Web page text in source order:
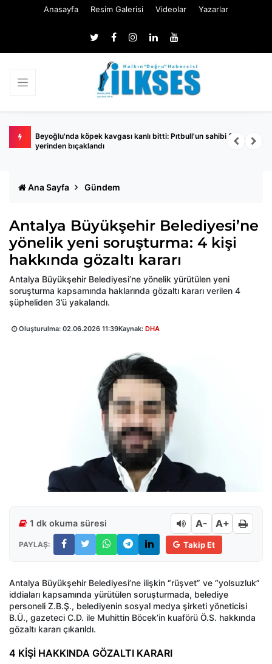
Anasayfa Resim Galerisi Videolar Yazarlar
Beyoğlu'nda köpek kavgası kanlı bitti: Pıtbull'un sahibi 3
yerinden bıçaklandı
Ana Sayfa Gündem
Antalya Büyükşehir Belediyesi’ne
yönelik yeni soruşturma: 4 kişi
hakkında gözaltı kararı
Antalya Büyükşehir Belediyesi’ne yönelik yürütülen yeni
soruşturma kapsamında haklarında gözaltı kararı verilen 4
şüpheliden 3’ü yakalandı.
Oluşturulma: 02.06.2026 11:39Kaynak: DHA
1 dk okuma süresi A- A+
PAYLAŞ: Takip Et
Antalya Büyükşehir Belediyesi’ne ilişkin “rüşvet” ve “yolsuzluk”
iddiaları kapsamında yürütülen soruşturmada, belediye
personeli Z.B.Ş., belediyenin sosyal medya şirketi yöneticisi
B.Ü., gazeteci C.D. ile Muhittin Böcek’in kuaförü Ö.S. hakkında
gözaltı kararı çıkarıldı.
4 KİŞİ HAKKINDA GÖZALTI KARARI